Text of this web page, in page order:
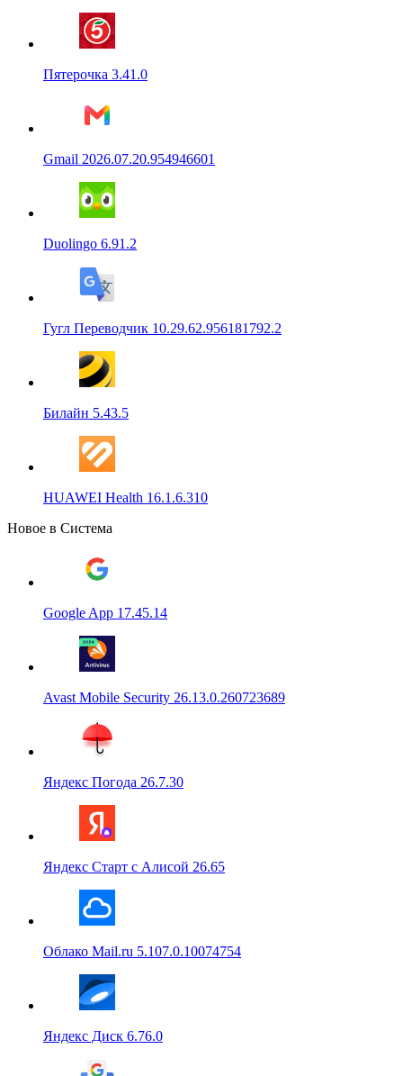
Пятерочка 3.41.0
Gmail 2026.07.20.954946601
Duolingo 6.91.2
Гугл Переводчик 10.29.62.956181792.2
Билайн 5.43.5
HUAWEI Health 16.1.6.310
Новое в Система
Google App 17.45.14
Avast Mobile Security 26.13.0.260723689
Яндекс Погода 26.7.30
Яндекс Старт с Алисой 26.65
Облако Mail.ru 5.107.0.10074754
Яндекс Диск 6.76.0